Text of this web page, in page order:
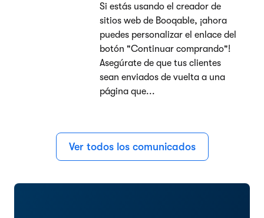
Si estás usando el creador de
sitios web de Booqable, ¡ahora
puedes personalizar el enlace del
botón "Continuar comprando"!
Asegúrate de que tus clientes
sean enviados de vuelta a una
página que...
Ver todos los comunicados